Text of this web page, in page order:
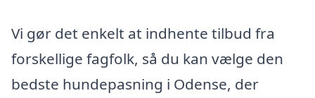
Vi gør det enkelt at indhente tilbud fra
forskellige fagfolk, så du kan vælge den
bedste hundepasning i Odense, der